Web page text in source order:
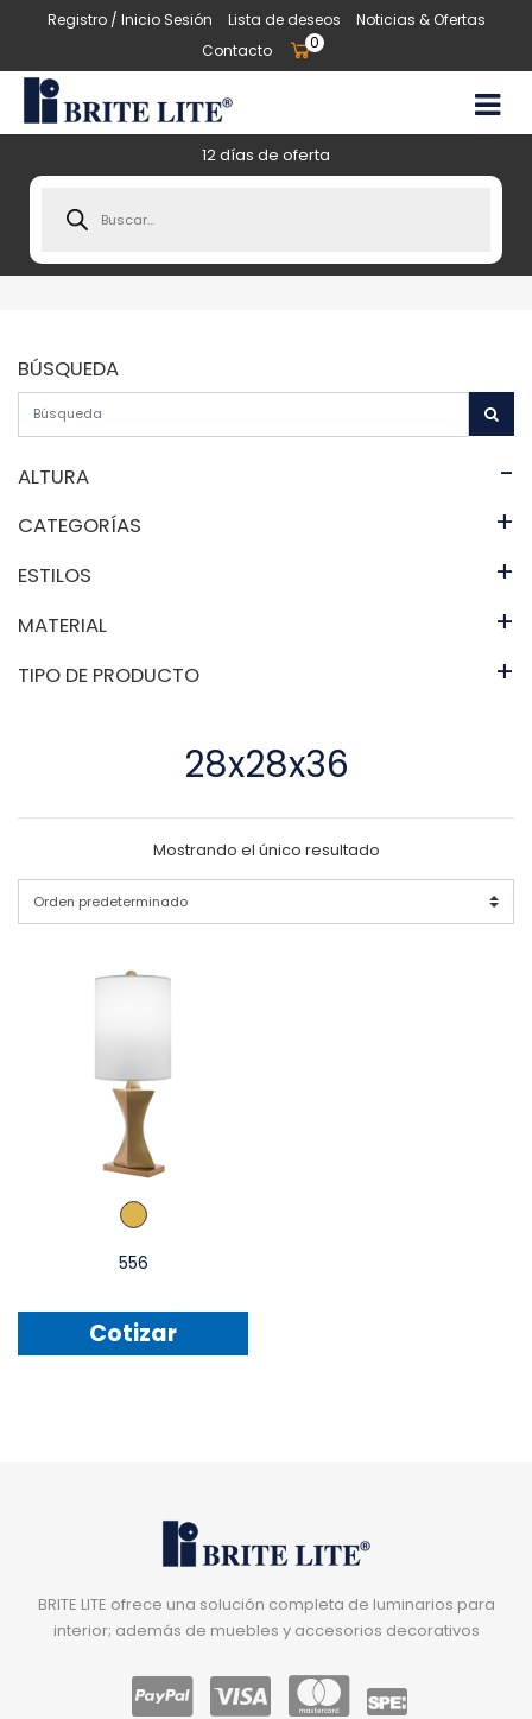
Registro / Inicio Sesión Lista de deseos
Noticias & Ofertas
Contacto
0
12 días de oferta
search
BÚSQUEDA
ALTURA -
CATEGORÍAS +
ESTILOS +
MATERIAL +
TIPO DE PRODUCTO +
28x28x36
Mostrando el único resultado
556
Cotizar
BRITE LITE ofrece una solución completa de luminarios para
interior; además de muebles y accesorios decorativos